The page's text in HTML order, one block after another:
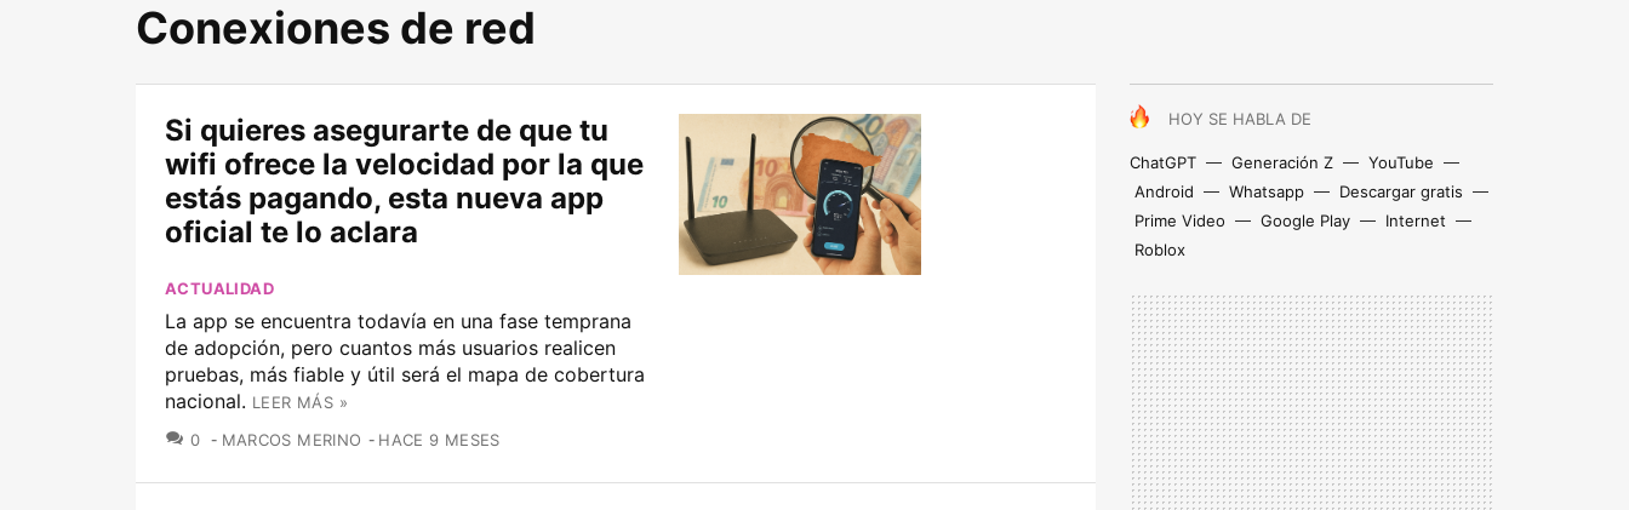
Conexiones de red
HOY SE HABLA DE
ChatGPT Generación Z
YouTube
Android
Whatsapp
Descargar gratis
Prime Video
Google Play
Internet
Roblox
Si quieres asegurarte de que tu
wifi ofrece la velocidad por la que
estás pagando, esta nueva app
oficial te lo aclara
ACTUALIDAD
La app se encuentra todavía en una fase temprana
de adopción, pero cuantos más usuarios realicen
pruebas, más fiable y útil será el mapa de cobertura
nacional. LEER MÁS »
0 COMENTARIOS
MARCOS MERINO HACE 9 MESES